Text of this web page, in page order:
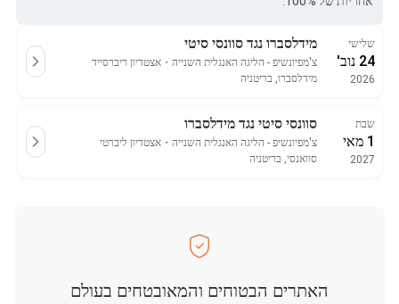
שלישי
24 נוב'
2026
מידלסברו נגד סוונסי סיטי
צ'מפיונשיפ - הליגה האנגלית השנייה ・ אצטדיון ריברסייד
מידלסברו, בריטניה
שבת
1 מאי
2027
סוונסי סיטי נגד מידלסברו
צ'מפיונשיפ - הליגה האנגלית השנייה ・ אצטדיון ליברטי
סוואנסי, בריטניה
האתרים הבטוחים והמאובטחים בעולם